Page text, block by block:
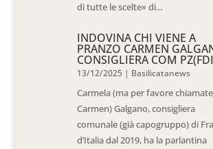
di tutte le scelte» di...
INDOVINA CHI VIENE A
PRANZO CARMEN
CONSIGLIERA COM
13/12/2025 | Basilicatanews
Carmela (ma per favore
Carmen) Galgano, consigliera
comunale (già capogruppo) di
d’Italia dal 2019, ha la parlantina